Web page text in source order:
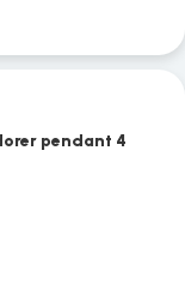
pendant 4